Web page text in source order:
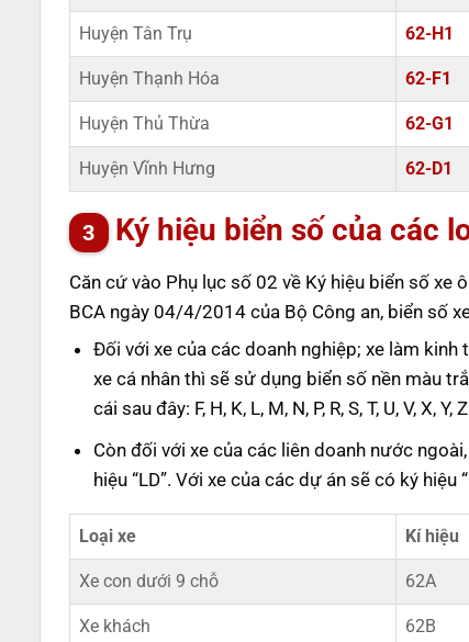
Huyện Tân Trụ 62-H1
Huyện Thạnh Hóa 62-F1
Huyện Thủ Thừa 62-G1
Huyện Vĩnh Hưng 62-D1
Ký hiệu biển số của các
Căn cứ vào Phụ lục số 02 về Ký hiệu biển số
BCA ngày 04/4/2014 của Bộ Công an, biển số
Đối với xe của các doanh nghiệp; xe làm
xe cá nhân thì sẽ sử dụng biển số nền màu
cái sau đây: F, H, K, L, M, N, P, R, S, T, U, V, X, Y,
Còn đối với xe của các liên doanh nước
hiệu “LD”. Với xe của các dự án sẽ có ký hiệu
Loại xe Kí hiệu
Xe con dưới 9 chỗ 62A
Xe khách 62B